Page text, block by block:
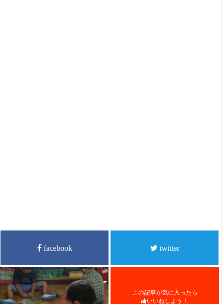
facebook twitter
この記事が気に入ったら
いいねしよう！